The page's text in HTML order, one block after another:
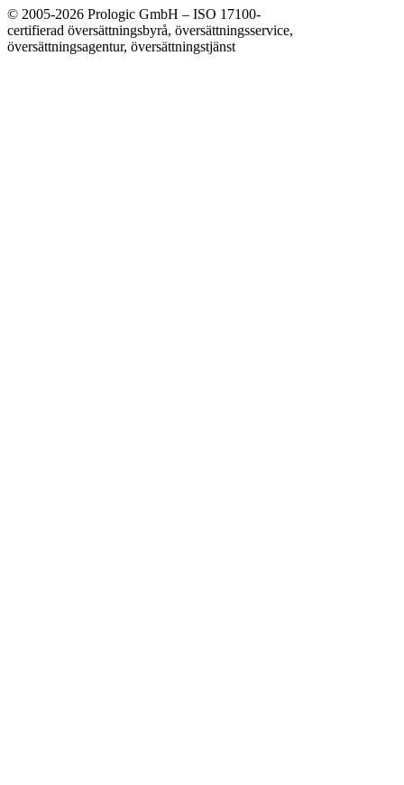
© 2005-2026 Prologic GmbH – ISO 17100-
certifierad översättningsbyrå, översättningsservice,
översättningsagentur, översättningstjänst